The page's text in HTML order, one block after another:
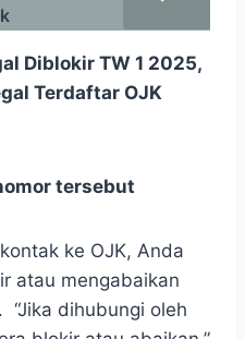
Diblokir TW 1 2025,
Terdaftar OJK
tersebut
ke OJK, Anda
atau mengabaikan
“Jika dihubungi oleh